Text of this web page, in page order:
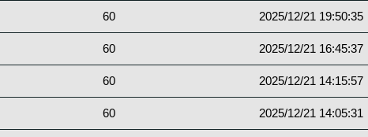
60 2025/12/21 19:50:35
60 2025/12/21 16:45:37
60 2025/12/21 14:15:57
60 2025/12/21 14:05:31